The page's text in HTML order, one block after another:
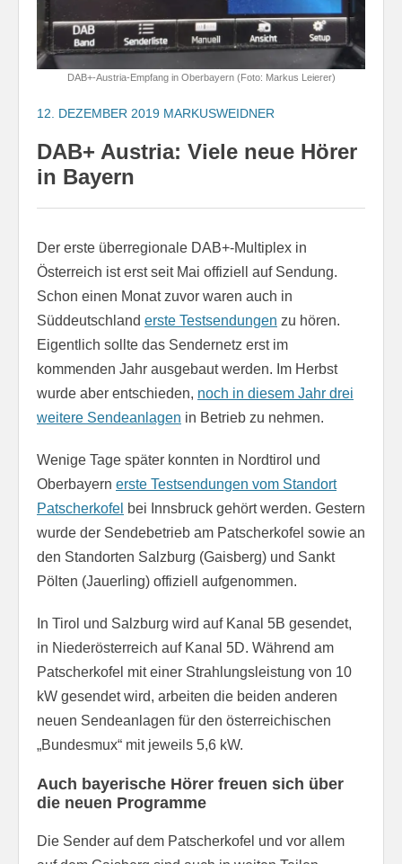
DAB+-Austria-Empfang in Oberbayern (Foto: Markus Leierer)
12. DEZEMBER 2019 MARKUSWEIDNER
DAB+ Austria: Viele neue Hörer
in Bayern
Der erste überregionale DAB+-Multiplex in
Österreich ist erst seit Mai offiziell auf Sendung.
Schon einen Monat zuvor waren auch in
Süddeutschland erste Testsendungen zu hören.
Eigentlich sollte das Sendernetz erst im
kommenden Jahr ausgebaut werden. Im Herbst
wurde aber entschieden, noch in diesem Jahr drei
weitere Sendeanlagen in Betrieb zu nehmen.
Wenige Tage später konnten in Nordtirol und
Oberbayern erste Testsendungen vom Standort
Patscherkofel bei Innsbruck gehört werden. Gestern
wurde der Sendebetrieb am Patscherkofel sowie an
den Standorten Salzburg (Gaisberg) und Sankt
Pölten (Jauerling) offiziell aufgenommen.
In Tirol und Salzburg wird auf Kanal 5B gesendet,
in Niederösterreich auf Kanal 5D. Während am
Patscherkofel mit einer Strahlungsleistung von 10
kW gesendet wird, arbeiten die beiden anderen
neuen Sendeanlagen für den österreichischen
„Bundesmux“ mit jeweils 5,6 kW.
Auch bayerische Hörer freuen sich über
die neuen Programme
Die Sender auf dem Patscherkofel und vor allem